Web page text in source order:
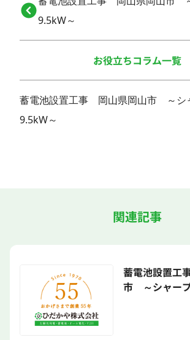
9.5kW～
お役立ちコラム一覧
蓄電池設置工事 岡山県岡山市 ～シ
9.5kW～
関連記事
蓄電池設置工
市 ～シャー